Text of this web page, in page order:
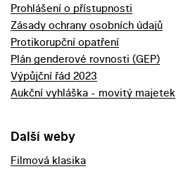
Prohlášení o přístupnosti
Zásady ochrany osobních údajů
Protikorupční opatření
Plán genderové rovnosti (GEP)
Výpůjční řád 2023
Aukční vyhláška - movitý majetek
Další weby
Filmová klasika